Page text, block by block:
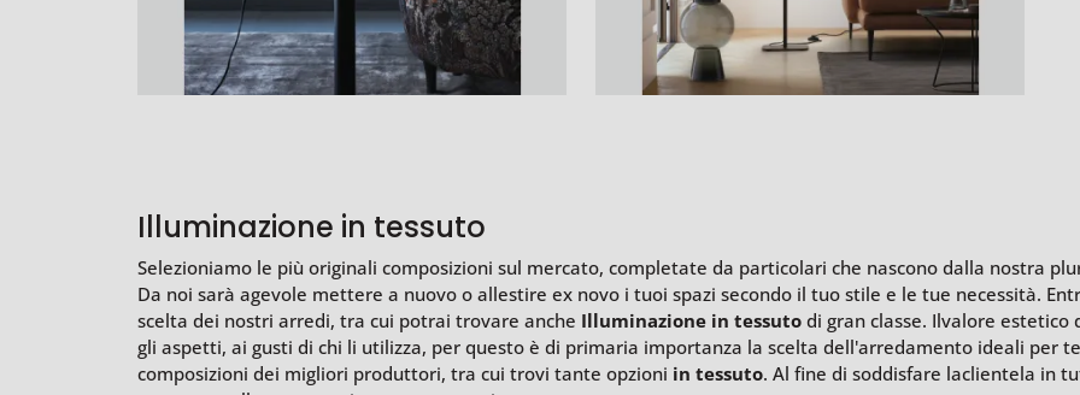
Illuminazione in tessuto
Selezioniamo le più originali composizioni sul mercato, completate da particolari che nascono dalla nostra
Da noi sarà agevole mettere a nuovo o allestire ex novo i tuoi spazi secondo il tuo stile e le tue necessità.
scelta dei nostri arredi, tra cui potrai trovare anche Illuminazione in tessuto di gran classe. Ilvalore
gli aspetti, ai gusti di chi li utilizza, per questo è di primaria importanza la scelta dell'arredamento ideali per
composizioni dei migliori produttori, tra cui trovi tante opzioni in tessuto. Al fine di soddisfare laclientela in